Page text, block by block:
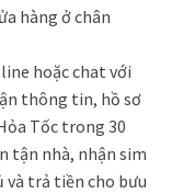
hàng ở chân
hoặc chat với
thông tin, hồ sơ
Tốc trong 30
tận nhà, nhận sim
trả tiền cho bưu